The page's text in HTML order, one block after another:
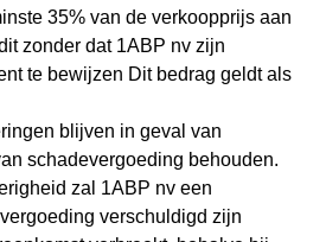
35% van de verkoopprijs aan
zonder dat 1ABP nv zijn
te bewijzen Dit bedrag geldt als
blijven in geval van
schadevergoeding behouden.
zal 1ABP nv een
verschuldigd zijn